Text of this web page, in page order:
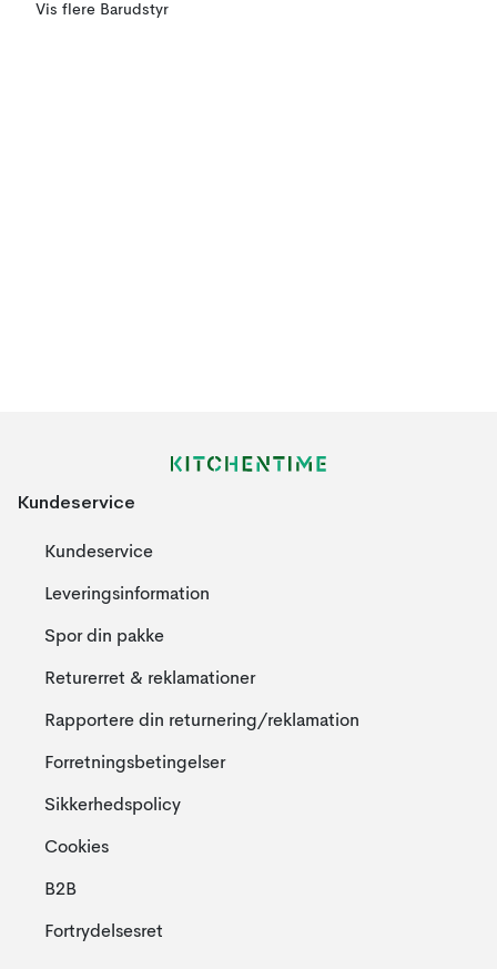
Vis flere Barudstyr
Kundeservice
Kundeservice
Leveringsinformation
Spor din pakke
Returerret & reklamationer
Rapportere din returnering/reklamation
Forretningsbetingelser
Sikkerhedspolicy
Cookies
B2B
Fortrydelsesret